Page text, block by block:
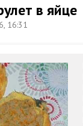
в яйце
16:31